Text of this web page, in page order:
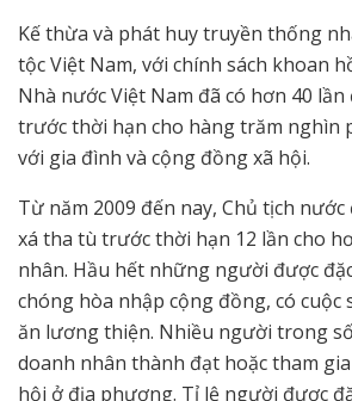
Kế thừa và phát huy truyền thống
tộc Việt Nam, với chính sách khoan
Nhà nước Việt Nam đã có hơn 40 lần
trước thời hạn cho hàng trăm nghìn
với gia đình và cộng đồng xã hội.
Từ năm 2009 đến nay, Chủ tịch
xá tha tù trước thời hạn 12 lần cho
nhân. Hầu hết những người được
chóng hòa nhập cộng đồng, có cuộc
ăn lương thiện. Nhiều người trong
doanh nhân thành đạt hoặc tham
hội ở địa phương. Tỉ lệ người được